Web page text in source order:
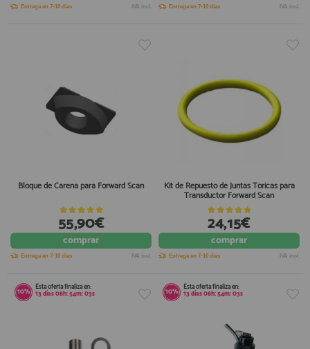
Entrega en 7-10 días IVA incl. Entrega en 7-10 días IVA incl.
Bloque de Carena para Forward Scan
55,90€
comprar
Entrega en 7-10 días IVA incl.
Kit de Repuesto de Juntas Tóricas para
Transductor Forward Scan
24,15€
comprar
Entrega en 7-10 días IVA incl.
10% Esta oferta finaliza en:
13días08h:54m:03s 10% Esta oferta finaliza en:
13días08h:54m:03s